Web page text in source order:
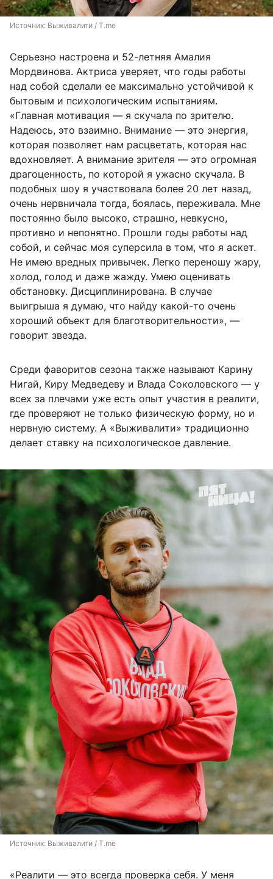
Источник: Выживалити / T.me
Серьезно настроена и 52-летняя Амалия
Мордвинова. Актриса уверяет, что годы работы
над собой сделали ее максимально устойчивой к
бытовым и психологическим испытаниям.
«Главная мотивация — я скучала по зрителю.
Надеюсь, это взаимно. Внимание — это энергия,
которая позволяет нам расцветать, которая нас
вдохновляет. А внимание зрителя — это огромная
драгоценность, по которой я ужасно скучала. В
подобных шоу я участвовала более 20 лет назад,
очень нервничала тогда, боялась, переживала. Мне
постоянно было высоко, страшно, невкусно,
противно и непонятно. Прошли годы работы над
собой, и сейчас моя суперсила в том, что я аскет.
Не имею вредных привычек. Легко переношу жару,
холод, голод и даже жажду. Умею оценивать
обстановку. Дисциплинирована. В случае
выигрыша я думаю, что найду какой-то очень
хороший объект для благотворительности», —
говорит звезда.
Среди фаворитов сезона также называют Карину
Нигай, Киру Медведеву и Влада Соколовского — у
всех за плечами уже есть опыт участия в реалити,
где проверяют не только физическую форму, но и
нервную систему. А «Выживалити» традиционно
делает ставку на психологическое давление.
Источник: Выживалити / T.me
«Реалити — это всегда проверка себя. У меня